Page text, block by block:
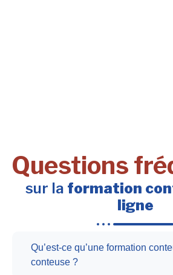
Questions
sur la formation
ligne
Qu’est-ce qu’une formation
conteuse ?